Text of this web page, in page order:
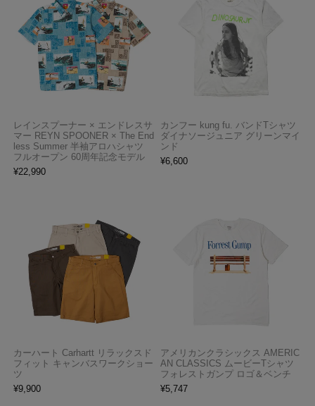
レインスプーナー × エンドレスサ
マー REYN SPOONER × The End
less Summer 半袖アロハシャツ
フルオープン 60周年記念モデル
¥22,990
カンフー kung fu. バンドTシャツ
ダイナソージュニア グリーンマイ
ンド
¥6,600
カーハート Carhartt リラックスド
フィット キャンバスワークショー
ツ
¥9,900
アメリカンクラシックス AMERIC
AN CLASSICS ムービーTシャツ
フォレストガンプ ロゴ＆ベンチ
¥5,747